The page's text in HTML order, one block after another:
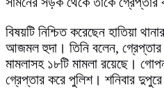
বিষয়টি নিশ্চিত করেছেন হাতিয়া
আজমল হুদা। তিনি বলেন, গ্রেপ্তার
মামলাসহ ১৮টি মামলা রয়েছে।
গ্রেপ্তার করে পুলিশ। শনিবার